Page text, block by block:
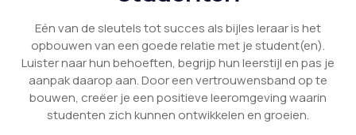
Eén van de sleutels tot succes als bijles leraar is het
opbouwen van een goede relatie met je student(en).
Luister naar hun behoeften, begrijp hun leerstijl en pas je
aanpak daarop aan. Door een vertrouwensband op te
bouwen, creëer je een positieve leeromgeving waarin
studenten zich kunnen ontwikkelen en groeien.